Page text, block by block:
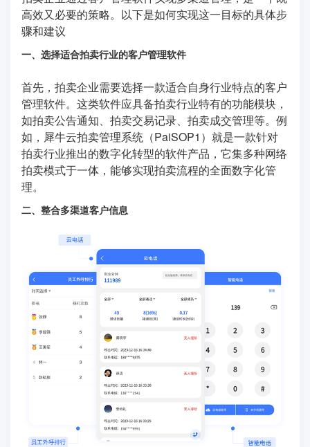
高效又必要的策略。以下是如何实现这一目标的具体步
骤和建议
一、选择适合拍卖行业的客户管理软件
首先，拍卖企业需要选择一款适合自身行业特点的客户
管理软件。这类软件应具备拍卖行业特有的功能模块，
如拍卖公告通知、拍卖交易记录、拍卖成交管理等。例
如，犀牛云拍卖管理系统（PaiSOP1）就是一款针对
拍卖行业推出的数字化转型的软件产品，它集多种网络
拍卖模式于一体，能够实现拍卖流程的全面数字化管
理。
二、整合多渠道客户信息